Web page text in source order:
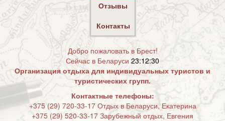
Отзывы
Контакты
Добро пожаловать в Брест!
Сейчас в Беларуси 23:12:30
Организация отдыха для индивидуальных туристов и
туристических групп.
Контактные телефоны:
+375 (29) 720-33-17 Отдых в Беларуси, Екатерина
+375 (29) 520-33-17 Зарубежный отдых, Евгения